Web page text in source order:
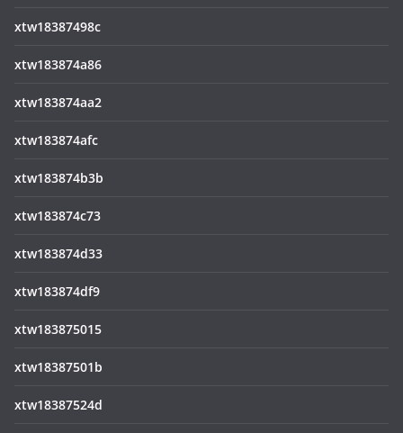
xtw18387498c
xtw183874a86
xtw183874aa2
xtw183874afc
xtw183874b3b
xtw183874c73
xtw183874d33
xtw183874df9
xtw183875015
xtw18387501b
xtw18387524d